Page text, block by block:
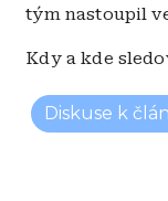
tým nastoupil
Kdy a kde
Diskuse k